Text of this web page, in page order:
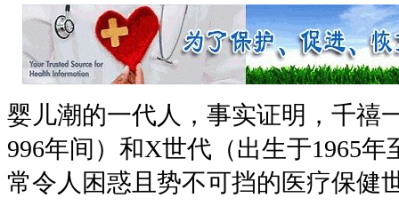
婴儿潮的一代人，事实证明，千禧
996年间）和X世代（出生于1965年
常令人困惑且势不可挡的医疗保健